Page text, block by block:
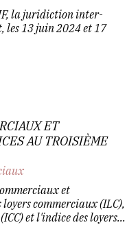
la juridiction inter-
les 13 juin 2024 et 17
ET
AU TROISIÈME
et
commerciaux (ILC),
et l'indice des loyers...